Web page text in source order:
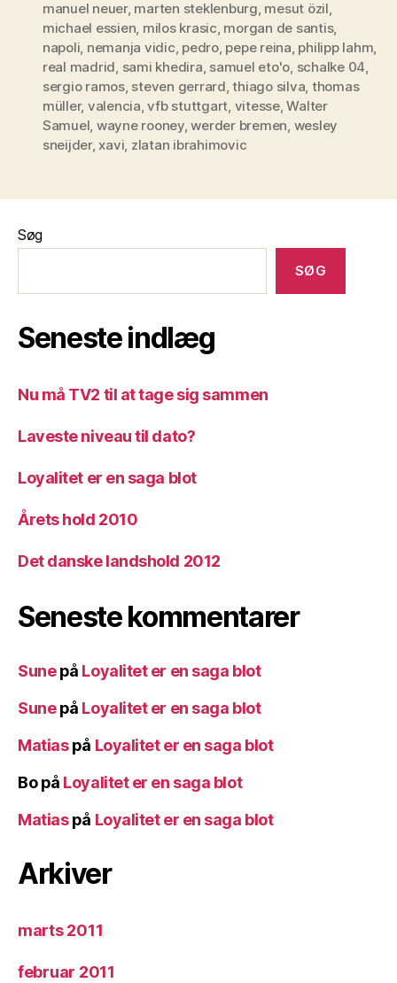
manuel neuer, marten steklenburg mesut özil
michael essien milos krasic morgan de santis,
napoli nemanja vidic pedro, pepe reina philipp lahm
real madrid sami khedira samuel eto'o schalke 04
sergio ramos, steven gerrard ,thiago silva thomas
müller, valencia ,vfb stuttgart vitesse,Walter
Samuel wayne rooney,werder bremen wesley
sneijder, xavi zlatan ibrahimovic
Søg
SØG
Seneste indlæg
Nu må TV2 til at tage sig sammen
Laveste niveau til dato?
Loyalitet er en saga blot
Årets hold 2010
Det danske landshold 2012
Seneste kommentarer
Sunepå Loyalitet er en saga blot
Sunepå Loyalitet er en saga blot
Matiaspå Loyalitet er en saga blot
Bopå Loyalitet er en saga blot
Matiaspå Loyalitet er en saga blot
Arkiver
marts 2011
februar 2011